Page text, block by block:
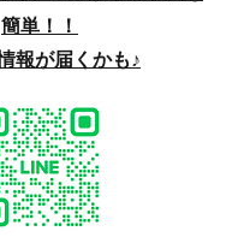
簡単！！
報が届くかも♪